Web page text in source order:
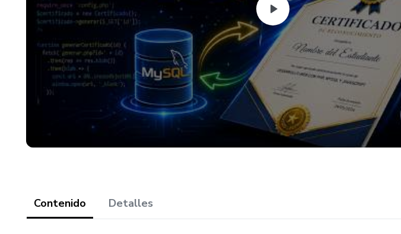
etc…), con solo cambiar el nombre de la base de datos en la
rehacer todo el proyecto, además que con PDO nos brinda
- Y mucho más...
Si quieres aprender a desarrollar aplicaciones web y manejar
POO, PDO, MySQL, JQuery Ajax, Json, Bootstrap, diagrama de
de nivel en el desarrollo Frontend, Backend y aumentar tus
es tu curso!
Contenido Detalles